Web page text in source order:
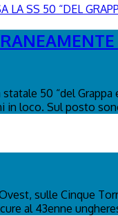
50 “del
in loco. Sul posto
sulle Cinque
al 43enne